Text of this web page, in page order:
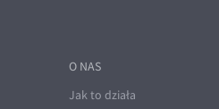
O NAS
Jak to działa